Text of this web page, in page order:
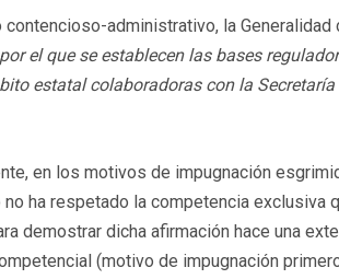
contencioso-administrativo, la Generalidad
por el que se establecen las bases
estatal colaboradoras con la
en los motivos de impugnación
ha respetado la competencia exclusiva
demostrar dicha afirmación hace una
(motivo de impugnación